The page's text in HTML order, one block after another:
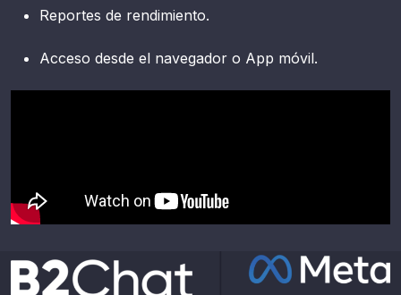
Reportes de rendimiento.
Acceso desde el navegador o App móvil.